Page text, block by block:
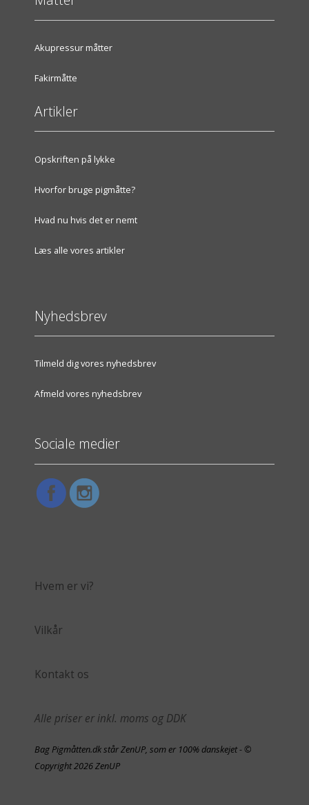
Akupressur måtter
Fakirmåtte
Artikler
Opskriften på lykke
Hvorfor bruge pigmåtte?
Hvad nu hvis det er nemt
Læs alle vores artikler
Nyhedsbrev
Tilmeld dig vores nyhedsbrev
Afmeld vores nyhedsbrev
Sociale medier
Hvem er vi?
Vilkår
Kontakt os
Alle priser er inkl. moms og DDK
Bag Pigmåtten.dk står ZenUP, som er 100% danskejet - ©
Copyright 2026 ZenUP